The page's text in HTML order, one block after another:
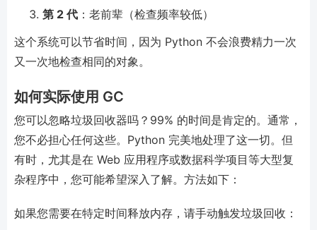
第 2 代 ：老前辈（检查频率较低）
这个系统可以节省时间，因为 Python 不会浪费精力一次
又一次地检查相同的对象。
如何实际使用 GC
您可以忽略垃圾回收器吗？99% 的时间是肯定的。通常，
您不必担心任何这些。Python 完美地处理了这一切。但
有时，尤其是在 Web 应用程序或数据科学项目等大型复
杂程序中，您可能希望深入了解。方法如下：
如果您需要在特定时间释放内存，请手动触发垃圾回收：